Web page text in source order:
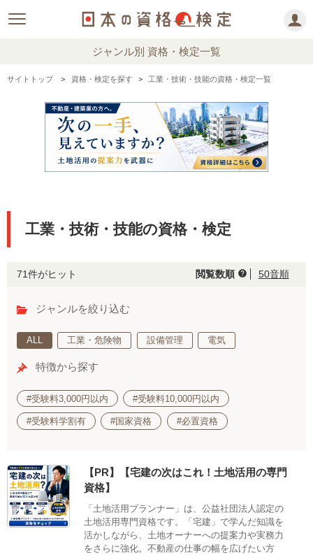
ジャンル別 資格・検定一覧
サイトトップ 資格・検定を探す 工業・技術・技能の資格・検定一覧
工業・技術・技能の資格・検定
71件がヒット 閲覧数順 help 50音順
ジャンルを絞り込む
ALL 工業・危険物 設備管理 電気
特徴から探す
#受験料3,000円以内 #受験料10,000円以内
#受験料学割有 #国家資格 #必置資格
【PR】【宅建の次はこれ！土地活用の専門
資格】
「土地活用プランナー」は、公益社団法人認定の
土地活用専門資格です。「宅建」で学んだ知識を
活かしながら、土地オーナーへの提案力や実務力
をさらに強化。不動産の仕事の幅を広げたい方